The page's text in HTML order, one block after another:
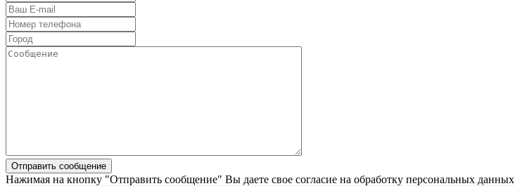
Нажимая на кнопку "Отправить сообщение" Вы даете свое согласие на обработку персональных данных